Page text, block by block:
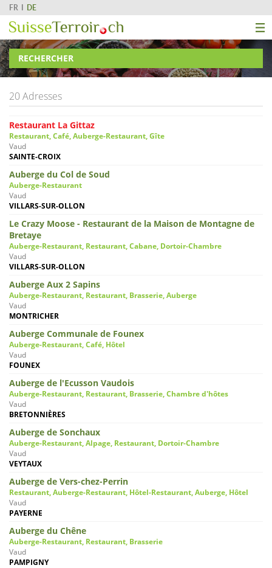
FR DE
RECHERCHER
20 Adresses
Restaurant La Gittaz
Restaurant, Café, Auberge-Restaurant, Gîte
Vaud
SAINTE-CROIX
Auberge du Col de Soud
Auberge-Restaurant
Vaud
VILLARS-SUR-OLLON
Le Crazy Moose - Restaurant de la Maison de Montagne de
Bretaye
Auberge-Restaurant, Restaurant, Cabane, Dortoir-Chambre
Vaud
VILLARS-SUR-OLLON
Auberge Aux 2 Sapins
Auberge-Restaurant, Restaurant, Brasserie, Auberge
Vaud
MONTRICHER
Auberge Communale de Founex
Auberge-Restaurant, Café, Hôtel
Vaud
FOUNEX
Auberge de l'Ecusson Vaudois
Auberge-Restaurant, Restaurant, Brasserie, Chambre d'hôtes
Vaud
BRETONNIÈRES
Auberge de Sonchaux
Auberge-Restaurant, Alpage, Restaurant, Dortoir-Chambre
Vaud
VEYTAUX
Auberge de Vers-chez-Perrin
Restaurant, Auberge-Restaurant, Hôtel-Restaurant, Auberge, Hôtel
Vaud
PAYERNE
Auberge du Chêne
Auberge-Restaurant, Restaurant, Brasserie
Vaud
PAMPIGNY